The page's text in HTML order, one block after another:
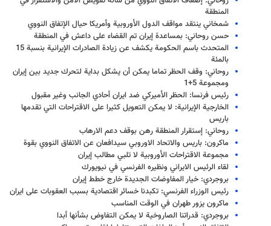
المنطقة
شمخاني ينتقد مواقف الدول الأوروبية وأمريكا حيال الإتفاق النووي
حسن روحاني: بمساعدة إيران تم القضاء على داعش في المنطقة
المتحدث باسم الحكومة يكشف عن زيادة الصادرات الإيرانية بنسبة 15
بالمئة
روحاني: وقف الحظر تماما يمكن أن يشكل بداية لتحرك جديد بين إيران
ومجموعة 5+1
رئيس فرنسا: الحظر الأميركي ضد ايران أحادي الجانب وغير مقبول
الخارجية الإيرانية: لا يمكن التعويل كثيرا على الاقتراحات التي تقدمها
باريس
روحاني: إستقرار المنطقة رهن بوقف دعم الارهاب
ماكرون: باريس والاتحاد الاوروبي سيدافعان عن الاتفاق النووي بقوة
مجموعة الاقتراحات الأوروبية لا تلبي مطالب إيران
لقاء الرئيس الايراني ونظيره الفرنسي في نيويورك
بروجردي: خيار المفاوضات الجديدة خارج خطط إيران
رئيس الوزراء الفرنسي: تكبدنا خسائر اقتصادية بسبب العقوبات على ايران
ماكرون يزور طهران في الوقت المناسب
بروجردي: قدراتنا الصاروخية لا يمكن التفاوض بشأنها أبدا